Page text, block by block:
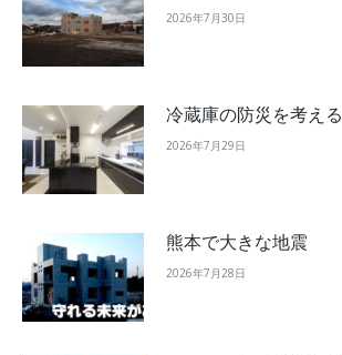
2026年7月30日
冷蔵庫の防災を考える
2026年7月29日
熊本で大きな地震
2026年7月28日